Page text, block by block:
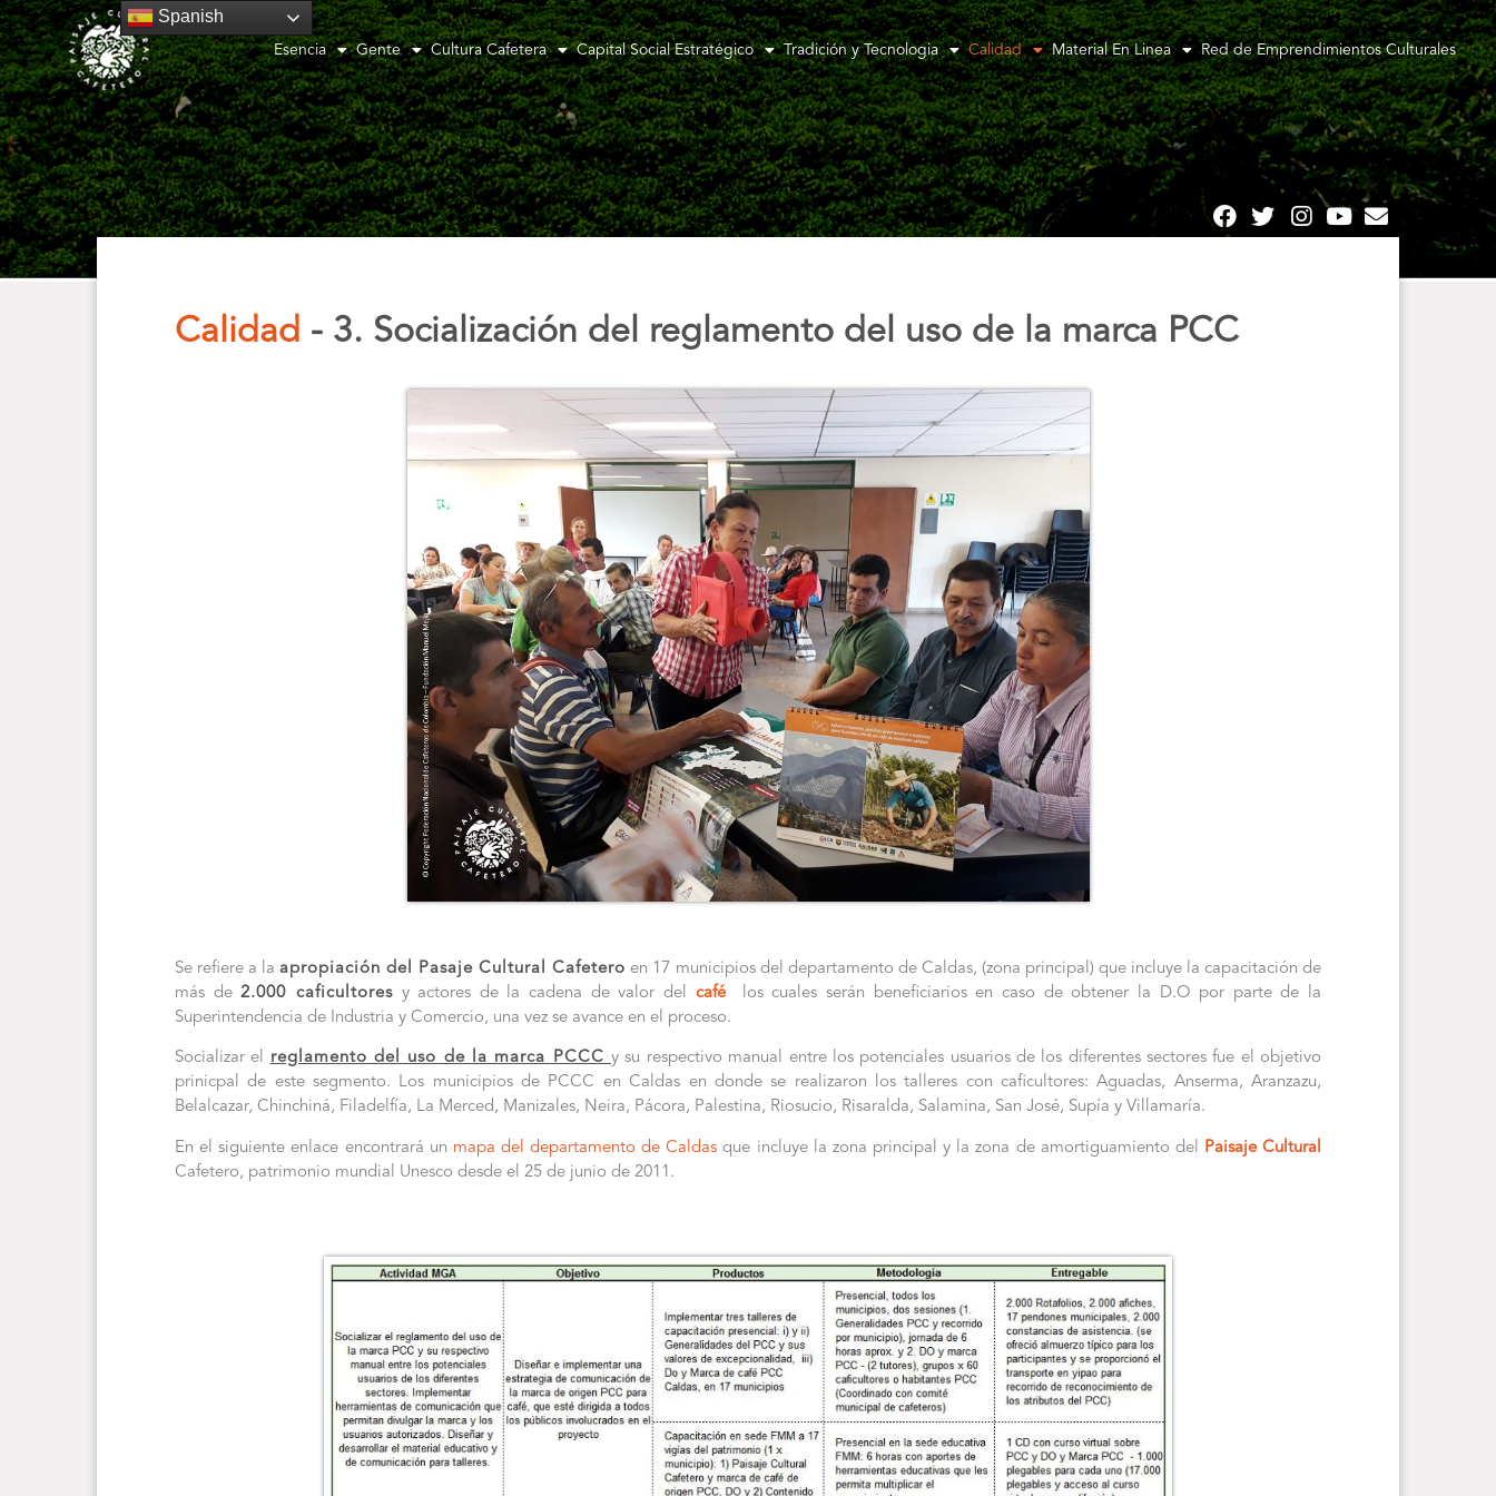
Esencia Gente Cultura Cafetera Capital Social Estratégico Tradición y Tecnologia Calidad Material En Linea Red de Emprendimientos Culturales
Calidad - 3. Socialización del reglamento del uso de la marca PCC
Se refiere a laapropiación del Pasaje Cultural Cafetero en 17 municipios del departamento de Caldas, (zona principal) que incluye la capacitación de
más de2.000 caficultoresy actores de la cadena de valor del cafélos cuales serán beneficiarios en caso de obtener la D.O por parte de la
Superintendencia de Industria y Comercio, una vez se avance en el proceso.
Socializar el reglamento del uso de la marca PCCCy su respectivo manual entre los potenciales usuarios de los diferentes sectores fue el objetivo
prinicpal de este segmento. Los municipios de PCCC en Caldas en donde se realizaron los talleres con caficultores: Aguadas, Anserma, Aranzazu,
Belalcazar, Chinchiná, Filadelfía, La Merced, Manizales, Neira, Pácora, Palestina, Riosucio, Risaralda, Salamina, San José, Supía y Villamaría.
En el siguiente enlace encontrará un mapa del departamento de Caldas que incluye la zona principal y la zona de amortiguamiento del
Paisaje Cultural
Cafetero, patrimonio mundial Unesco desde el 25 de junio de 2011.
Spanish